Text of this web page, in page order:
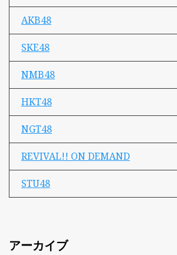
AKB48
SKE48
NMB48
HKT48
NGT48
REVIVAL!! ON DEMAND
STU48
アーカイブ